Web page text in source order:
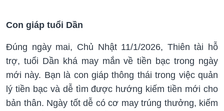
Con giáp tuổi Dần
Đúng ngày mai, Chủ Nhật 11/1/2026, Thiên tài hỗ
trợ, tuổi Dần khá may mắn về tiền bạc trong ngày
mới này. Bạn là con giáp thông thái trong việc quản
lý tiền bạc và dễ tìm được hướng kiếm tiền mới cho
bản thân. Ngày tốt dễ có cơ may trúng thưởng, kiếm